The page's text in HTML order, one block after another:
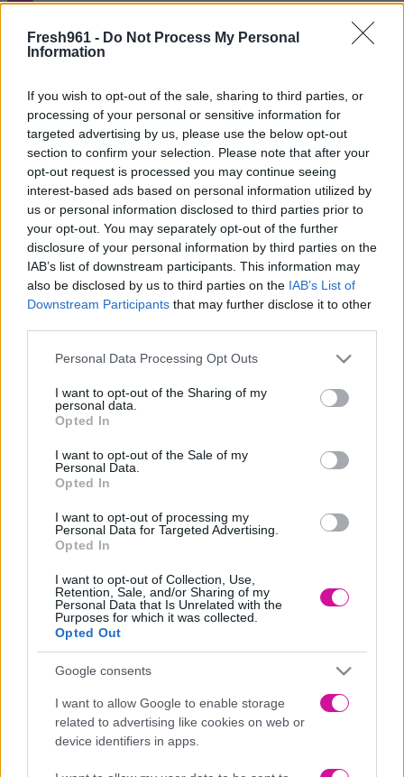
Fresh961 - Do Not Process My Personal
Information
If you wish to opt-out of the sale, sharing to third parties, or
processing of your personal or sensitive information for
targeted advertising by us, please use the below opt-out
section to confirm your selection. Please note that after your
opt-out request is processed you may continue seeing
interest-based ads based on personal information utilized by
us or personal information disclosed to third parties prior to
your opt-out. You may separately opt-out of the further
disclosure of your personal information by third parties on the
IAB’s list of downstream participants. This information may
also be disclosed by us to third parties on the IAB’s List of
Downstream Participants that may further disclose it to other
Please note that this website/app uses one or more Google
not limited to your visit or usage behaviour. You may click to
grant or deny consent to Google and its third-party tags to
use your data for below specified purposes in below Google
consent section.
Personal Data Processing Opt Outs
I want to opt-out of the Sharing of my
personal data.
Opted In
I want to opt-out of the Sale of my
Personal Data.
Opted In
I want to opt-out of processing my
Personal Data for Targeted Advertising.
Opted In
I want to opt-out of Collection, Use,
Retention, Sale, and/or Sharing of my
Personal Data that Is Unrelated with the
Purposes for which it was collected.
Opted Out
Google consents
I want to allow Google to enable storage
related to advertising like cookies on web or
device identifiers in apps.
Home/Νέα/Έρωτας: Πως θα τον βρεις με 5 απλούς τρόπους!
τρόπους!
05/02/2022
Ο έρωτας είναι ένα συναίσθημα που όλοι θέλουν να έχουν στη
ζωή τους! Και είσαι ένας από αυτούς!
Αχ! Αυτό το όμορφο συναίσθημα που κατακλύζει τη ζωή μας και
μας κάνει να ξεχάσουμε τους πραγματικούς λόγους για τους
οποίους βρεθήκαμε σε τούτο τον πλανήτη!
Είσαι single και δε ξέρεις τι να κάνεις για να μπεις πάλι στο mood
το ξεχωριστό πράγμα που κάποτε σε έκανε να χαμογελάς μέχρι τα
αυτιά; Ήρθε λοιπόν η στιγμή να το αναζητήσεις και να γίνεις ένας ή
μια από αυτούς που ποστάρουν ερωτικά τραγούδια στο facebook
Υπάρχουν κάποιοι τρόποι όπως:
Πρέπει να καθίσεις και να σκεφτείς τι θες! Να κοιτάξεις λίγο τον
εαυτό σου και να προετοιμαστείς για αυτό που θα σου έρθει! Κάνε
έρθει από μόνο του αρκετά σύντομα!
2. Μη βιάζεσαι!
Όποιος βιάζεται σκοντάφτει! Μην πέφτεις τα μούτρα στον πρώτο
τυχόντα! Εξέτασε τις επιλογές σου και προσπάθησε να βρεις αυτόν
που θα σε κάνει όντως να ερωτευτείς πραγματικά!
3.Βγες έξω και άσε τα social media!
Ο έρωτας είναι έξω και όχι πίσω από μια οθόνη! Βγες με τις
κολλητές σου, διασκέδασε και μην είσαι σνομπ! Τα χαμόγελα
μαζεύουν περισσότερους θαυμαστές!
4.Μη συμβιβάζεσαι με μια απλή καθημερινότητα!
Ο έρωτας είναι ωραίο πράγμα! Δε χρειάζεται αν συμβιβάζεσαι